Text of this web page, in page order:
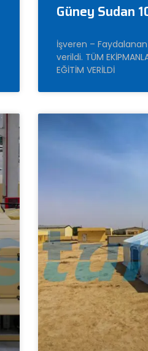
Güney Sudan
İşveren –
verildi. TÜM
EĞİTİM VERİLDİ